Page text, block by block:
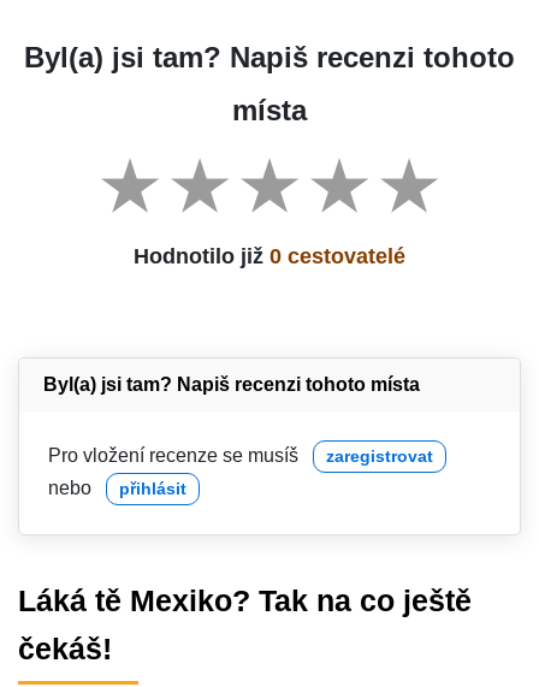
Byl(a) jsi tam? Napiš recenzi tohoto
místa
Hodnotilo již 0 cestovatelé
Byl(a) jsi tam? Napiš recenzi tohoto místa
Pro vložení recenze se musíš zaregistrovat
nebo přihlásit
Láká tě Mexiko? Tak na co ještě
čekáš!